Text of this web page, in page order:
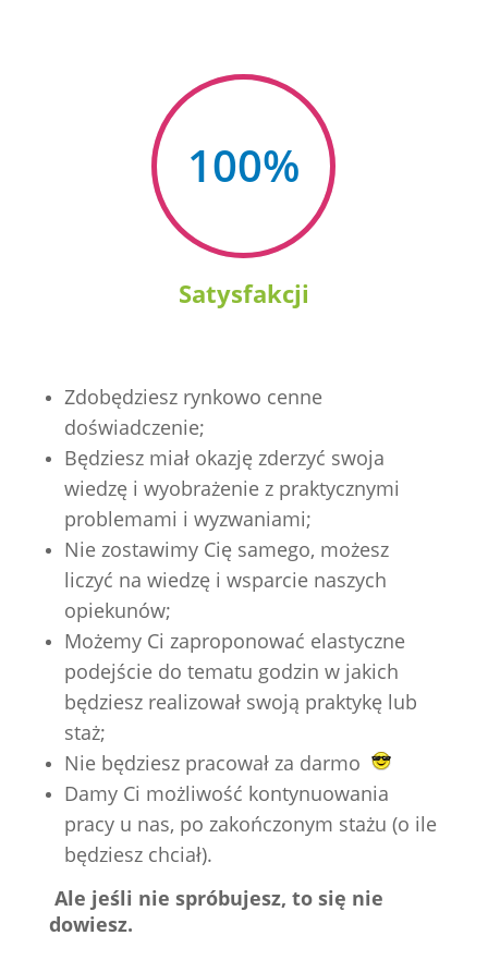
100%
Satysfakcji
Zdobędziesz rynkowo cenne
doświadczenie;
Będziesz miał okazję zderzyć swoja
wiedzę i wyobrażenie z praktycznymi
problemami i wyzwaniami;
Nie zostawimy Cię samego, możesz
liczyć na wiedzę i wsparcie naszych
opiekunów;
Możemy Ci zaproponować elastyczne
podejście do tematu godzin w jakich
będziesz realizował swoją praktykę lub
staż;
Nie będziesz pracował za darmo
Damy Ci możliwość kontynuowania
pracy u nas, po zakończonym stażu (o ile
będziesz chciał).
Ale jeśli nie spróbujesz, to się nie
dowiesz.